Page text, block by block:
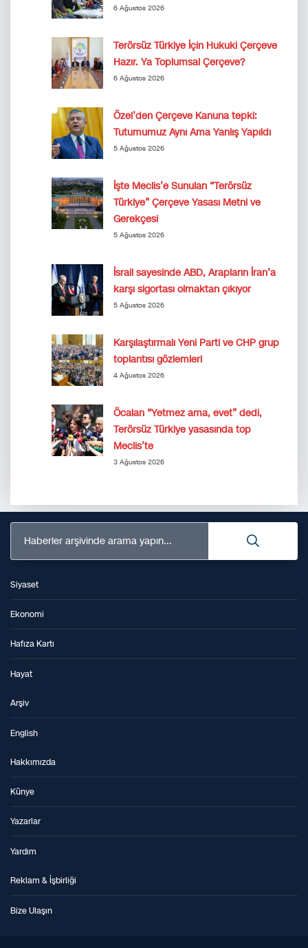
6 Ağustos 2026
Terörsüz Türkiye İçin Hukuki Çerçeve
Hazır. Ya Toplumsal Çerçeve?
6 Ağustos 2026
Özel’den Çerçeve Kanuna tepki:
Tutumumuz Aynı Ama Yanlış Yapıldı
5 Ağustos 2026
İşte Meclis’e Sunulan “Terörsüz
Türkiye” Çerçeve Yasası Metni ve
Gerekçesi
5 Ağustos 2026
İsrail sayesinde ABD, Arapların İran’a
karşı sigortası olmaktan çıkıyor
5 Ağustos 2026
Karşılaştırmalı Yeni Parti ve CHP grup
toplantısı gözlemleri
4 Ağustos 2026
Öcalan “Yetmez ama, evet” dedi,
Terörsüz Türkiye yasasında top
Meclis’te
3 Ağustos 2026
Haberler arşivinde arama yapın...
Siyaset
Ekonomi
Hafıza Kartı
Hayat
Arşiv
English
Hakkımızda
Künye
Yazarlar
Yardım
Reklam & İşbirliği
Bize Ulaşın